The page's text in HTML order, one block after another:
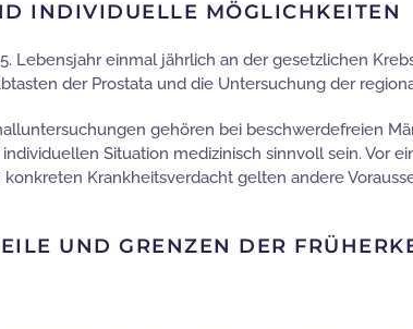
INDIVIDUELLE MÖGLICHKEITEN
Lebensjahr einmal jährlich an der gesetzlichen
der Prostata und die Untersuchung der
gehören bei beschwerdefreien
Situation medizinisch sinnvoll sein. Vor
Krankheitsverdacht gelten andere
UND GRENZEN DER